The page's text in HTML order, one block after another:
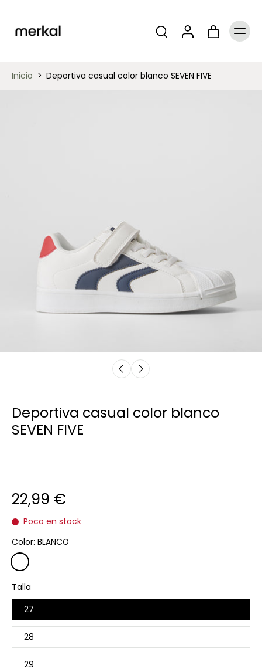
Inicio > Deportiva casual color blanco SEVEN FIVE
Deportiva casual color blanco
SEVEN FIVE
22,99 €
Poco en stock
Color: BLANCO
Talla
27
28
29